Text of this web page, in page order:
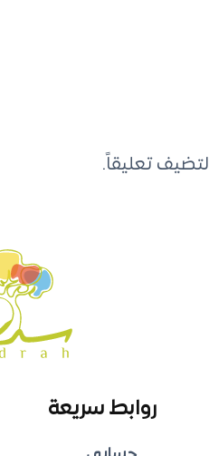
لتضيف تعليقاً.
روابط سريعة